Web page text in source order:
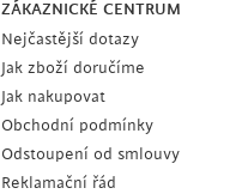
ZÁKAZNICKÉ CENTRUM
Nejčastější dotazy
Jak zboží doručíme
Jak nakupovat
Obchodní podmínky
Odstoupení od smlouvy
Reklamační řád